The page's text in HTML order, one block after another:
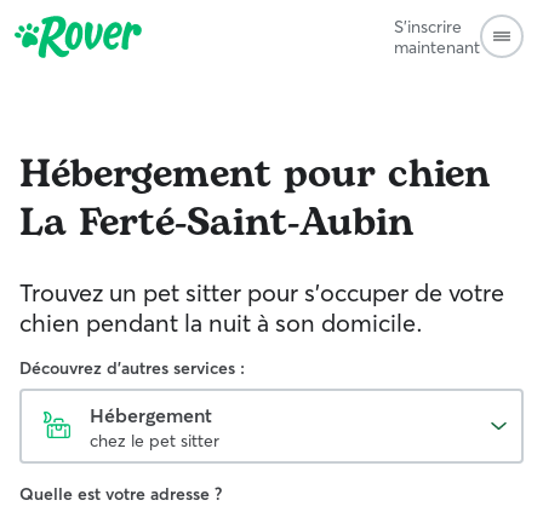
S'inscrire
maintenant
Hébergement pour chien
La Ferté-Saint-Aubin
Trouvez un pet sitter pour s'occuper de votre
chien pendant la nuit à son domicile.
Découvrez d'autres services :
Hébergement
chez le pet sitter
Quelle est votre adresse ?